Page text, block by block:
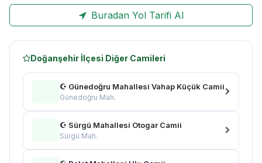
Buradan Yol Tarifi Al
Doğanşehir İlçesi Diğer Camileri
☪ Günedoğru Mahallesi Vahap Küçük Camii
Günedoğru Mah.
☪ Sürgü Mahallesi Otogar Camii
Sürgü Mah.